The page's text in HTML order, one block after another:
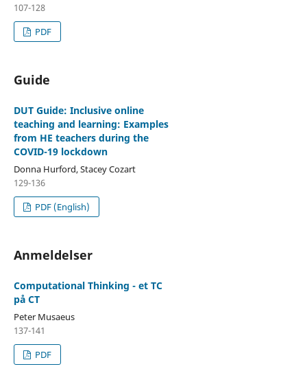
107-128
PDF
Guide
DUT Guide: Inclusive online
teaching and learning: Examples
from HE teachers during the
COVID-19 lockdown
Donna Hurford, Stacey Cozart
129-136
PDF (English)
Anmeldelser
Computational Thinking - et TC
på CT
Peter Musaeus
137-141
PDF